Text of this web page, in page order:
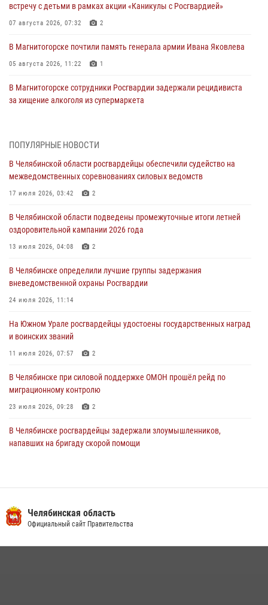
встречу с детьми в рамках акции «Каникулы с Росгвардией»
07 августа 2026, 07:32 2
В Магнитогорске почтили память генерала армии Ивана Яковлева
05 августа 2026, 11:22 1
В Магнитогорске сотрудники Росгвардии задержали рецидивиста
за хищение алкоголя из супермаркета
На Южном Урале спецназ Росгвардии провел военно-полевые
Росгвардейцы задержали трёх магазинных воров в Челябинске
На Южном Урале сотрудники Росгвардии задержали
подозреваемого в совершении убийства
В Челябинской области росгвардейцами по горячим следам
задержан подозреваемый в грабеже
ПОПУЛЯРНЫЕ НОВОСТИ
В Челябинской области росгвардейцы обеспечили судейство на
межведомственных соревнованиях силовых ведомств
17 июля 2026, 03:42 2
В Челябинской области подведены промежуточные итоги летней
оздоровительной кампании 2026 года
13 июля 2026, 04:08 2
В Челябинске определили лучшие группы задержания
вневедомственной охраны Росгвардии
24 июля 2026, 11:14
На Южном Урале росгвардейцы удостоены государственных наград
и воинских званий
11 июля 2026, 07:57 2
В Челябинске при силовой поддержке ОМОН прошёл рейд по
миграционному контролю
23 июля 2026, 09:28 2
В Челябинске росгвардейцы задержали злоумышленников,
напавших на бригаду скорой помощи
13 июля 2026, 03:02 5
Челябинская область
Официальный сайт Правительства